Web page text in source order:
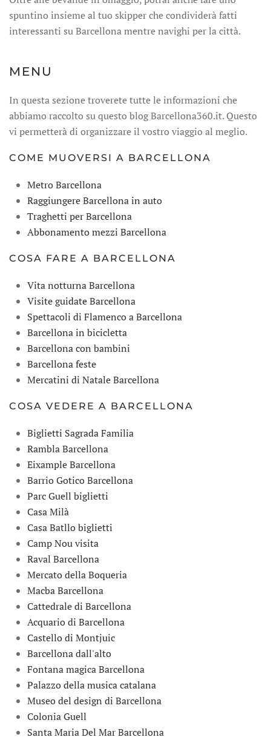
spuntino insieme al tuo skipper che condividerà fatti
interessanti su Barcellona mentre navighi per la città.
MENU
In questa sezione troverete tutte le informazioni che
abbiamo raccolto su questo blog Barcellona360.it. Questo
vi permetterà di organizzare il vostro viaggio al meglio.
COME MUOVERSI A BARCELLONA
Metro Barcellona
Raggiungere Barcellona in auto
Traghetti per Barcellona
Abbonamento mezzi Barcellona
COSA FARE A BARCELLONA
Vita notturna Barcellona
Visite guidate Barcellona
Spettacoli di Flamenco a Barcellona
Barcellona in bicicletta
Barcellona con bambini
Barcellona feste
Mercatini di Natale Barcellona
COSA VEDERE A BARCELLONA
Biglietti Sagrada Familia
Rambla Barcellona
Eixample Barcellona
Barrio Gotico Barcellona
Parc Guell biglietti
Casa Milà
Casa Batllo biglietti
Camp Nou visita
Raval Barcellona
Mercato della Boqueria
Macba Barcellona
Cattedrale di Barcellona
Acquario di Barcellona
Castello di Montjuic
Barcellona dall'alto
Fontana magica Barcellona
Palazzo della musica catalana
Museo del design di Barcellona
Colonia Guell
Santa Maria Del Mar Barcellona